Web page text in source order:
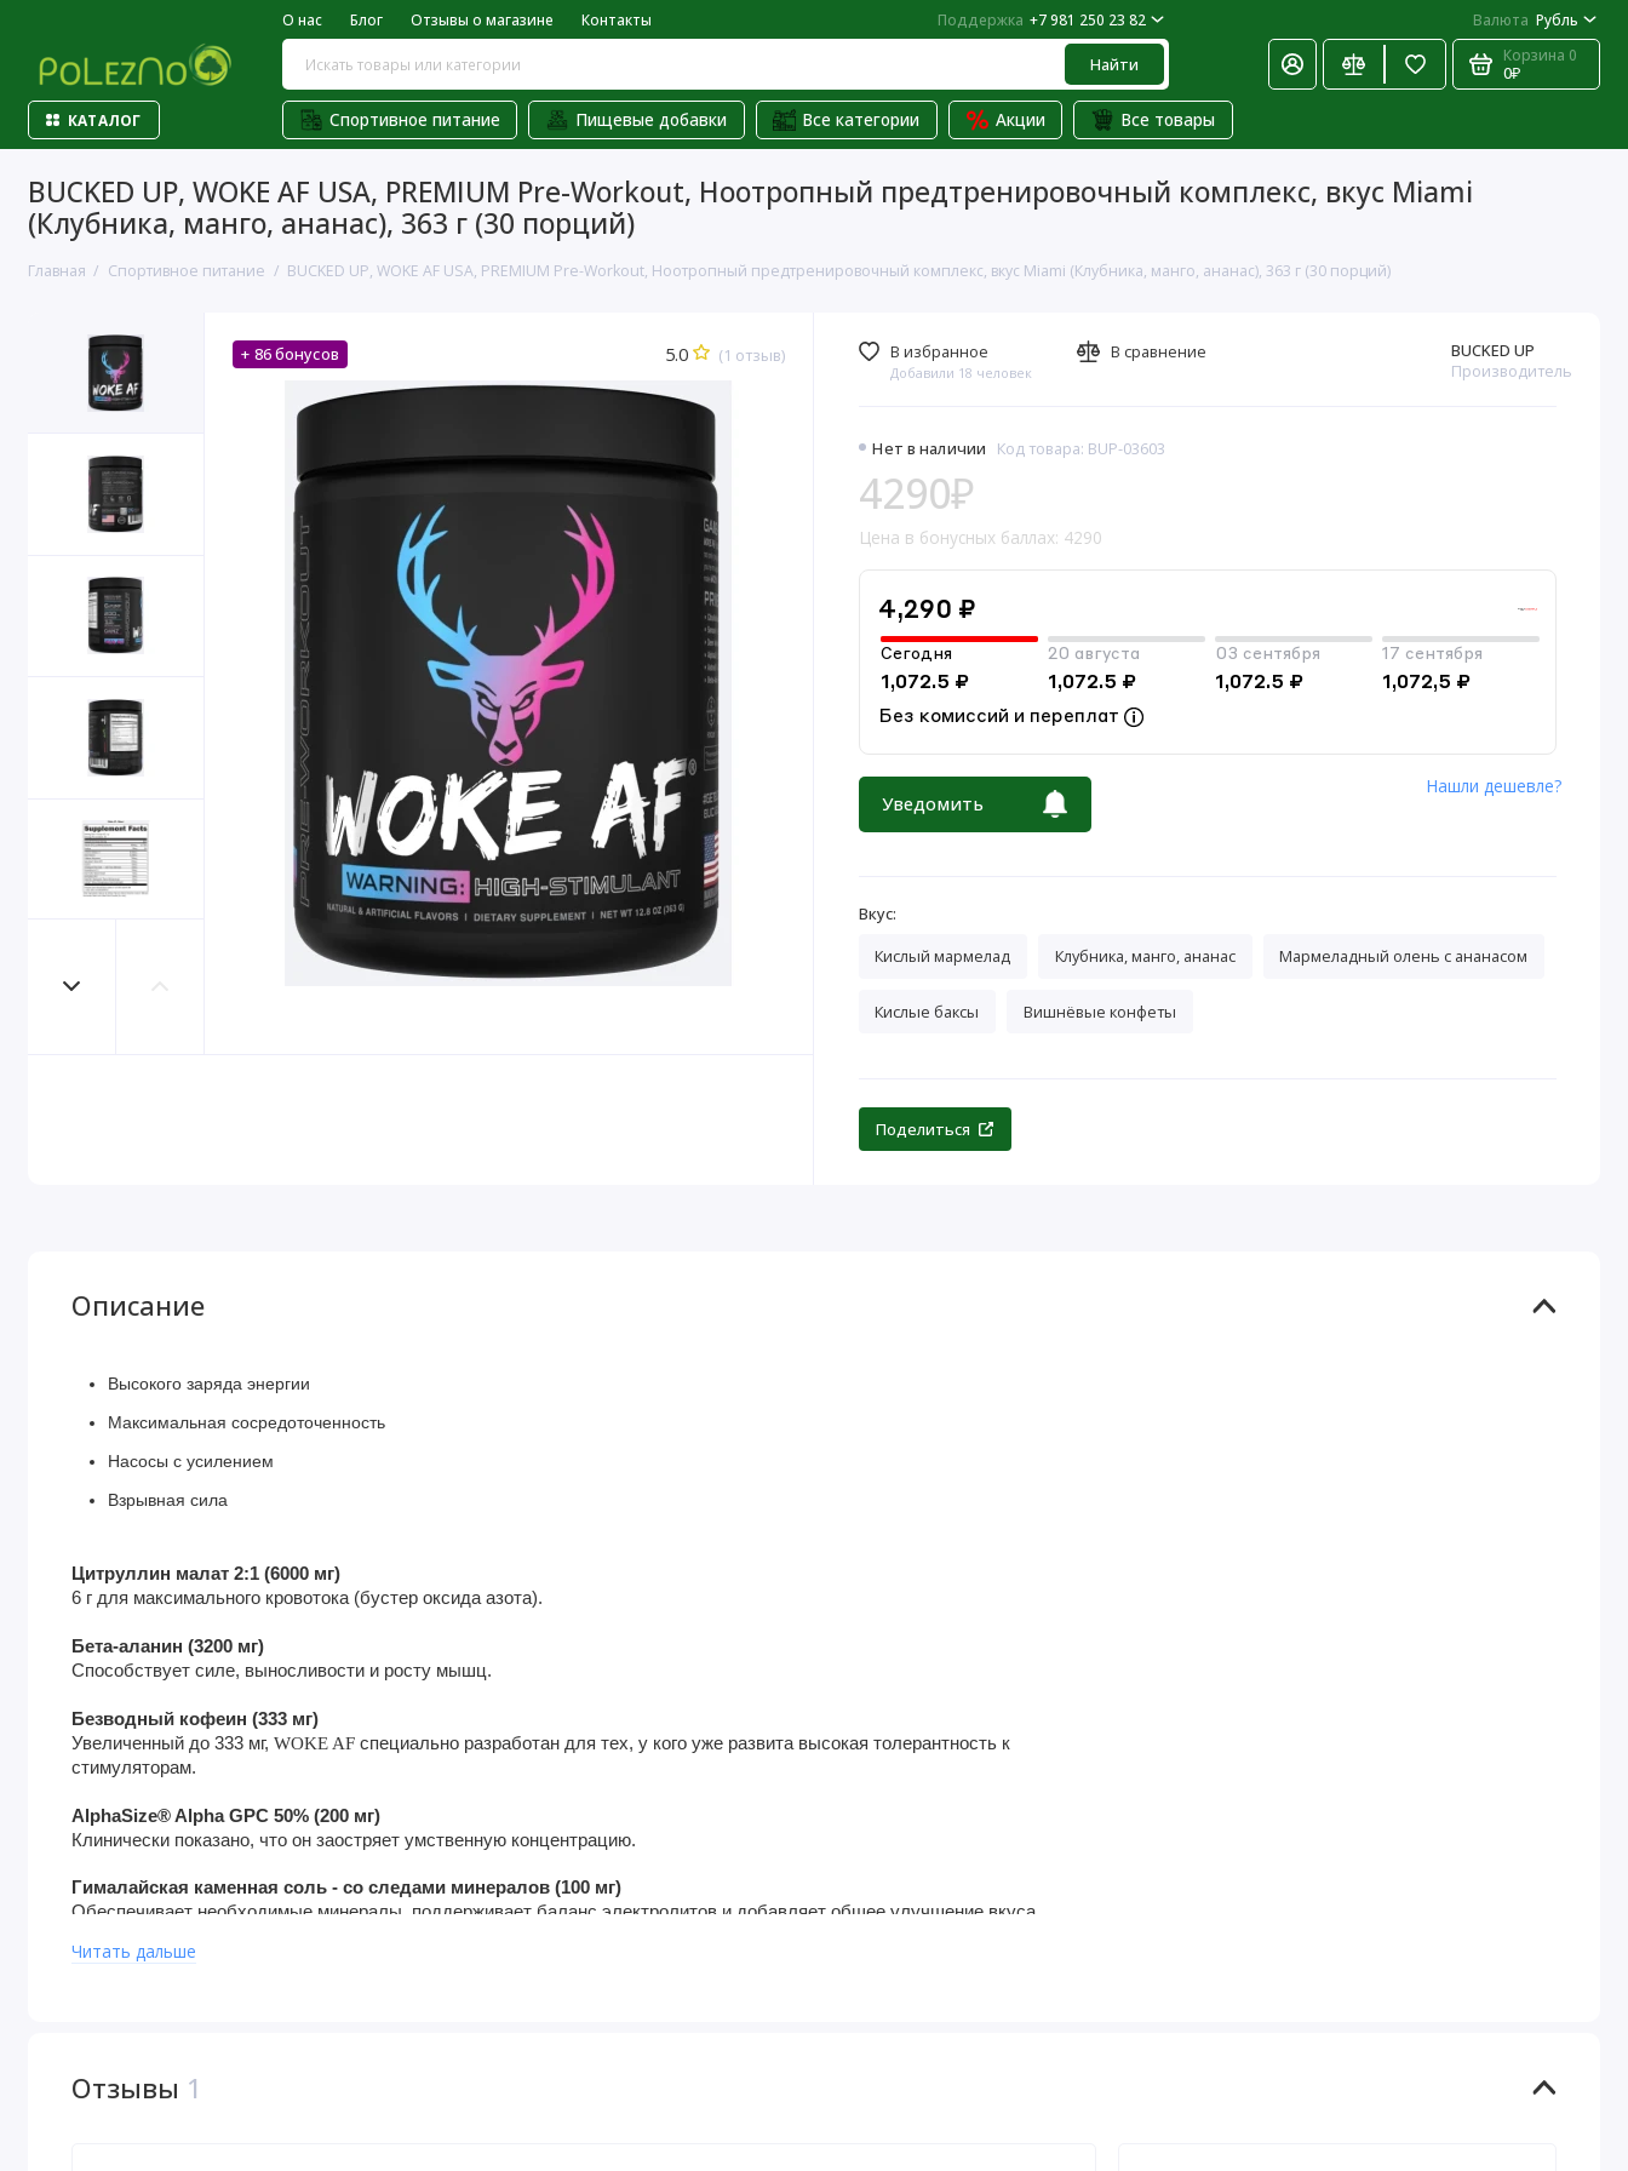
О нас Блог Отзывы о магазине Контакты Поддержка +7 981 250 23 82 Валюта Рубль
Найти Корзина 0
0₽
КАТАЛОГ Спортивное питание Пищевые добавки Все категории Акции Все товары
BUCKED UP, WOKE AF USA, PREMIUM Pre-Workout, Ноотропный предтренировочный комплекс, вкус Miami
(Клубника, манго, ананас), 363 г (30 порций)
Главная Спортивное питание BUCKED UP, WOKE AF USA, PREMIUM Pre-Workout, Ноотропный предтренировочный комплекс, вкус Miami (Клубника, манго, ананас), 363 г (30 порций)
+ 86 бонусов 5.0 (1 отзыв)
Нет в наличии Код товара: BUP-03603
BUCKED UP
Производитель
4290₽
Цена в бонусных баллах: 4290
4,290 ₽
Сегодня
1,072.5 ₽
20 августа
1,072.5 ₽
03 сентября
1,072.5 ₽
17 сентября
1,072,5 ₽
Без комиссий и переплат
Уведомить
Нашли дешевле?
В избранное
Добавили 18 человек
В сравнение
Вкус:
Кислый мармелад
Клубника, манго, ананас Мармеладный олень с ананасом
Кислые баксы Вишнёвые конфеты
Поделиться
Описание
Высокого заряда энергии
Максимальная сосредоточенность
Насосы с усилением
Взрывная сила
Цитруллин малат 2:1 (6000 мг)
6 г для максимального кровотока (бустер оксида азота).
Бета-аланин (3200 мг)
Способствует силе, выносливости и росту мышц.
Безводный кофеин (333 мг)
Увеличенный до 333 мг,WOKE AFспециально разработан для тех, у кого уже развита высокая толерантность к
стимуляторам.
AlphaSize® Alpha GPC 50% (200 мг)
Клинически показано, что он заостряет умственную концентрацию.
Гималайская каменная соль - со следами минералов (100 мг)
Обеспечивает необходимые минералы, поддерживает баланс электролитов и добавляет общее улучшение вкуса.
Таурин (100 мг)
Древняя китайская трава, используемая в качестве энергетического средства. Спрос увеличился после запрета
Читать дальше
Отзывы 1